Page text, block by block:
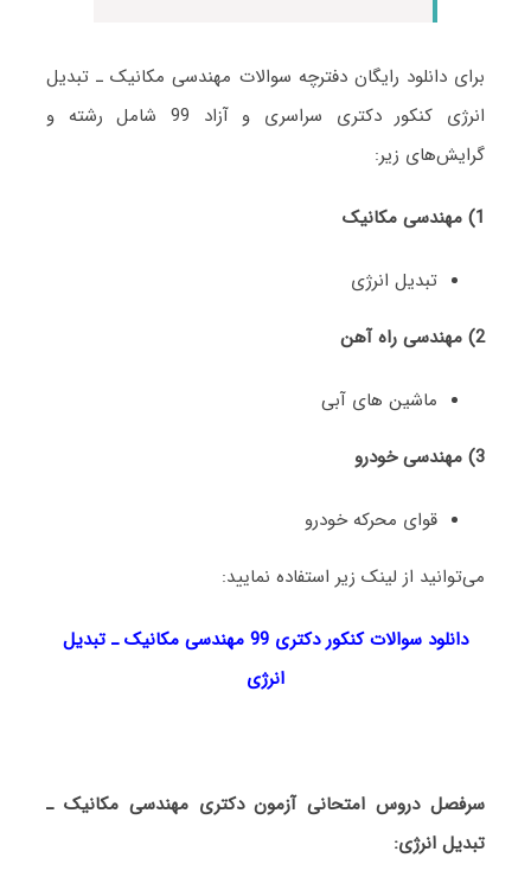
برای دانلود رایگان دفترچه سوالات مهندسی مکانیک ـ تبدیل
انرژی کنکور دکتری سراسری و آزاد 99 شامل رشته و
گرایش‌های زیر:
1) مهندسی مکانیک
تبدیل انرژی
2) مهندسی راه آهن
ماشین های آبی
3) مهندسی خودرو
قوای محرکه خودرو
می‌توانید از لینک زیر استفاده نمایید:
دانلود سوالات کنکور دکتری 99 مهندسی مکانیک ـ تبدیل
انرژی
سرفصل دروس امتحانی آزمون دکتری مهندسی مکانیک ـ
تبدیل انرژی: